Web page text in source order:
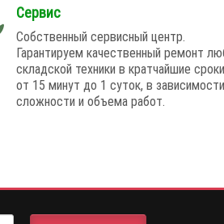
Сервис
Собственный сервисный центр.
Гарантируем качественный ремонт
складской техники в кратчайшие
от 15 минут до 1 суток, в
сложности и объема работ.